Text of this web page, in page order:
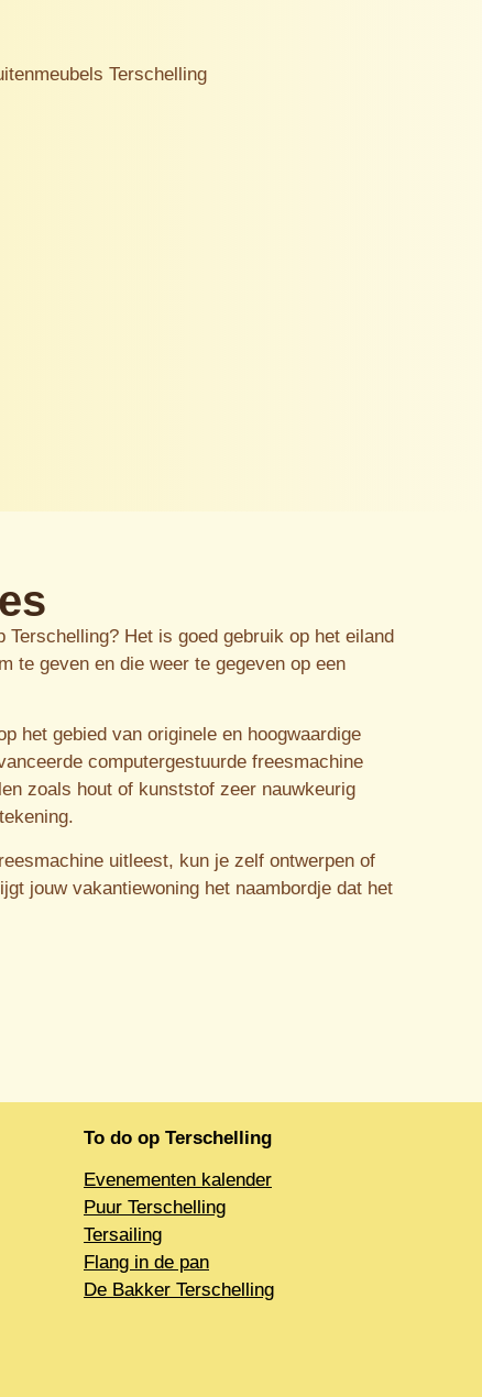
Terschelling? Het is goed gebruik op het eiland
te geven en die weer te gegeven op een
het gebied van originele en hoogwaardige
computergestuurde freesmachine
zoals hout of kunststof zeer nauwkeurig
uitleest, kun je zelf ontwerpen of
jouw vakantiewoning het naambordje dat het
To do op Terschelling
Evenementen kalender
Puur Terschelling
Tersailing
Flang in de pan
De Bakker Terschelling